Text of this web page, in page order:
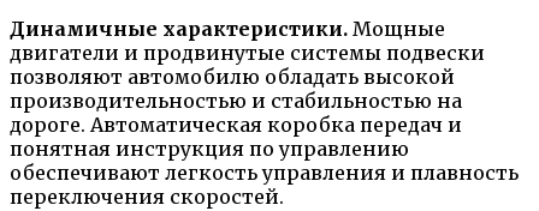
Динамичные характеристики. Мощные
двигатели и продвинутые системы подвески
позволяют автомобилю обладать высокой
производительностью и стабильностью на
дороге. Автоматическая коробка передач и
понятная инструкция по управлению
обеспечивают легкость управления и плавность
переключения скоростей.